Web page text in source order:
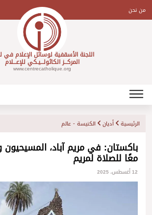
contentمن نحن
اللجنة الأسقفية لوسائل الإعلام في
المركـــز الكاثولـــيـكي للإعـــلام
www.centrecatholique.org
الرئيسية أديان الكنيسة - عالم
باكستان: في مريم آباد،
معًا للصلاة لمريم
12 أغسطس، 2025